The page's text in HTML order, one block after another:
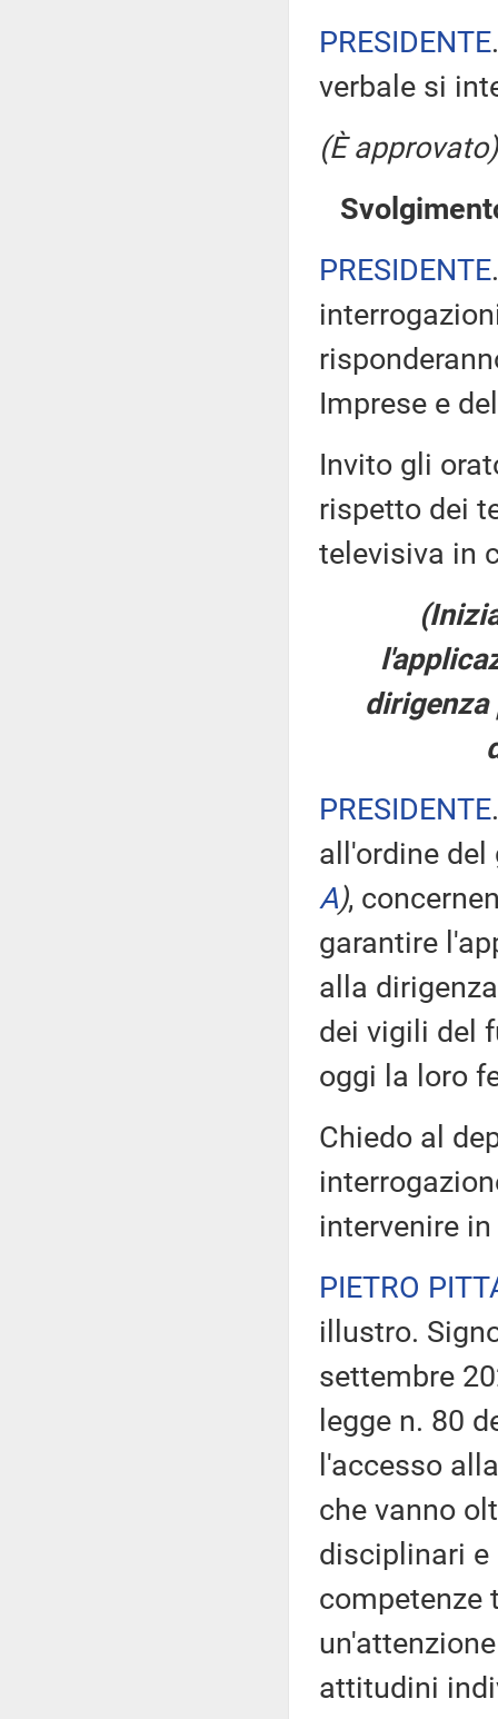
PRESIDENTE
verbale si
(È approvato)
PRESIDENTE
Imprese e
Invito gli
rispetto dei
televisiva in
dirigenza
PRESIDENTE
all'ordine
A),
garantire
alla
dei vigili del
oggi la loro
Chiedo al
intervenire
PIETRO
illustro.
settembre
legge n. 80
l'accesso
che vanno
disciplinari e
competenze
attitudini